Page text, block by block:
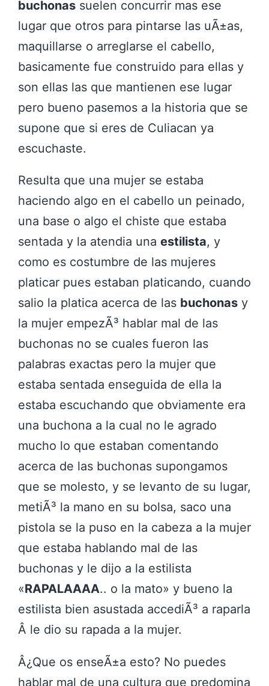
buchonas suelen concurrir mas ese
lugar que otros para pintarse las uÃ±as,
maquillarse o arreglarse el cabello,
basicamente fue construido para ellas y
son ellas las que mantienen ese lugar
pero bueno pasemos a la historia que se
supone que si eres de Culiacan ya
escuchaste.
Resulta que una mujer se estaba
haciendo algo en el cabello un peinado,
una base o algo el chiste que estaba
sentada y la atendia una estilista, y
como es costumbre de las mujeres
platicar pues estaban platicando, cuando
salio la platica acerca de las buchonas y
la mujer empezÃ³ hablar mal de las
buchonas no se cuales fueron las
palabras exactas pero la mujer que
estaba sentada enseguida de ella la
estaba escuchando que obviamente era
una buchona a la cual no le agrado
mucho lo que estaban comentando
acerca de las buchonas supongamos
que se molesto, y se levanto de su lugar,
metiÃ³ la mano en su bolsa, saco una
pistola se la puso en la cabeza a la mujer
que estaba hablando mal de las
buchonas y le dijo a la estilista
«RAPALAAAA.. o la mato» y bueno la
estilista bien asustada accediÃ³ a raparla
Â le dio su rapada a la mujer.
Â¿Que os enseÃ±a esto? No puedes
hablar mal de una cultura que predomina